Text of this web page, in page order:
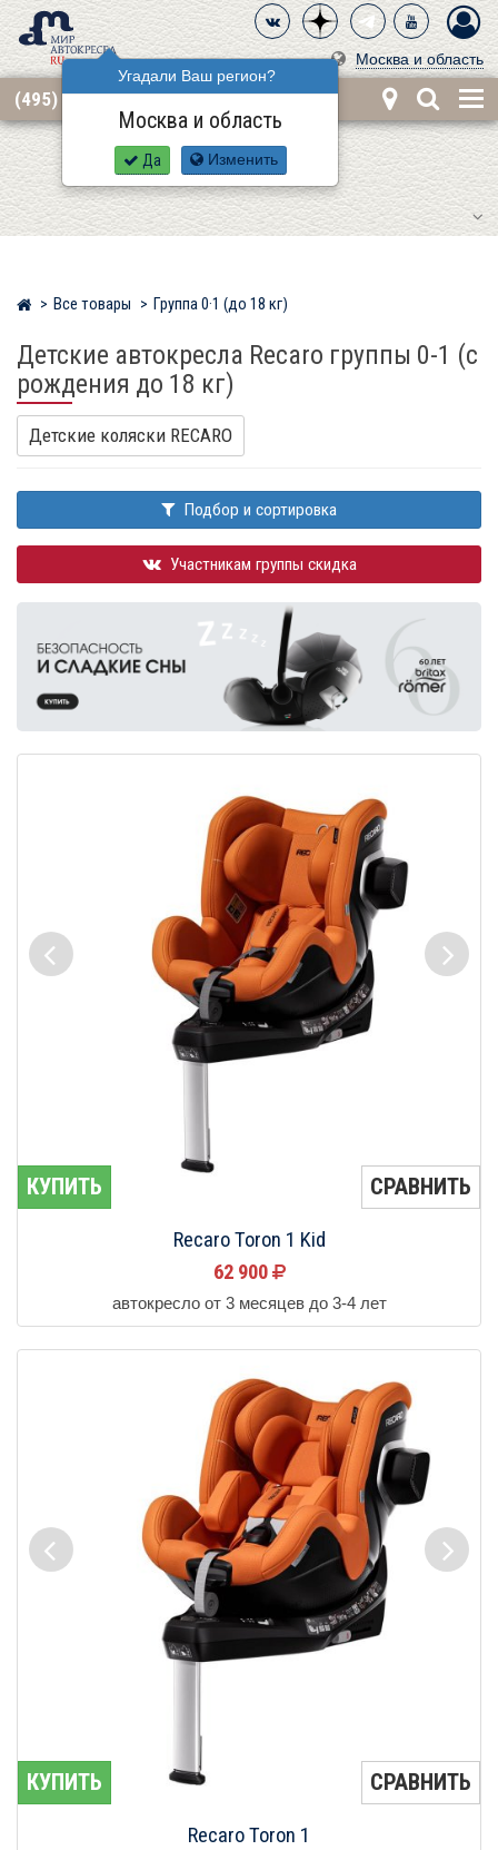
Москва и область
Угадали Ваш регион?
Москва и область
Да Изменить
(495) 668-12-62
Мир детских автокресел
Все товары Группа 0·1 (до 18 кг)
Детские автокресла Recaro группы 0-1 (с
рождения до 18 кг)
Детские коляски RECARO
Подбор и сортировка
Участникам группы скидка
КУПИТЬ СРАВНИТЬ
Recaro Toron 1 Kid
62 900
автокресло от 3 месяцев до 3-4 лет
КУПИТЬ СРАВНИТЬ
Recaro Toron 1